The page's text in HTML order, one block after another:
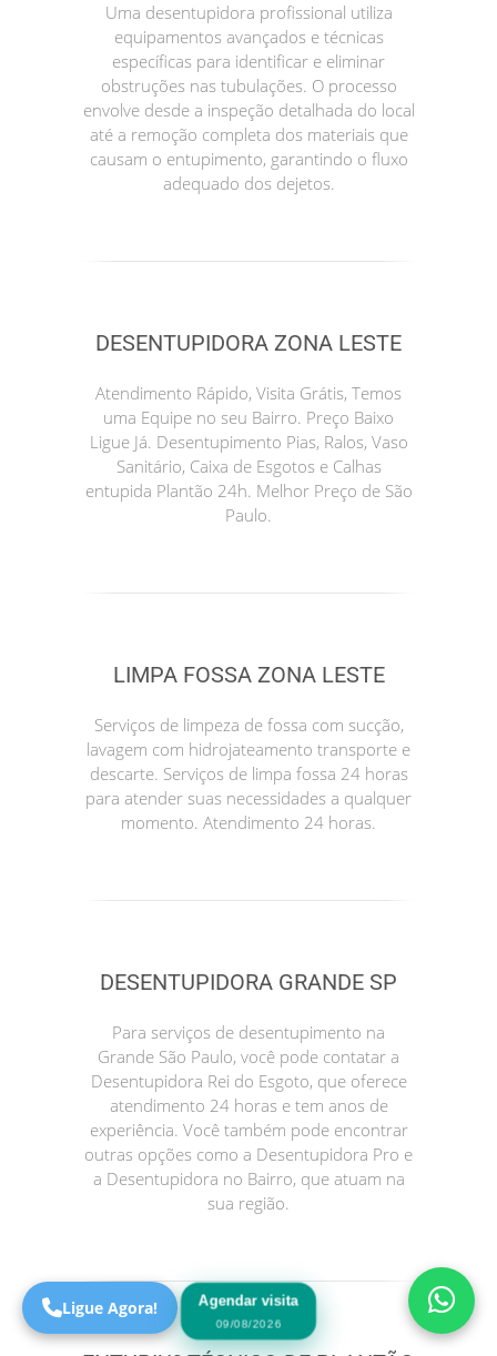
Uma desentupidora profissional utiliza
equipamentos avançados e técnicas
específicas para identificar e eliminar
obstruções nas tubulações. O processo
envolve desde a inspeção detalhada do local
até a remoção completa dos materiais que
causam o entupimento, garantindo o fluxo
adequado dos dejetos.
DESENTUPIDORA ZONA LESTE
Atendimento Rápido, Visita Grátis, Temos
uma Equipe no seu Bairro. Preço Baixo
Ligue Já. Desentupimento Pias, Ralos, Vaso
Sanitário, Caixa de Esgotos e Calhas
entupida Plantão 24h. Melhor Preço de São
Paulo.
LIMPA FOSSA ZONA LESTE
Serviços de limpeza de fossa com sucção,
lavagem com hidrojateamento transporte e
descarte. Serviços de limpa fossa 24 horas
para atender suas necessidades a qualquer
momento. Atendimento 24 horas.
DESENTUPIDORA GRANDE SP
Para serviços de desentupimento na
Grande São Paulo, você pode contatar a
Desentupidora Rei do Esgoto, que oferece
atendimento 24 horas e tem anos de
experiência. Você também pode encontrar
outras opções como a Desentupidora Pro e
a Desentupidora no Bairro, que atuam na
sua região.
Agendar visita
09/08/2026
Precisa de Ajuda?
Online
São Paulo! Precisa de
Ligue Agora!